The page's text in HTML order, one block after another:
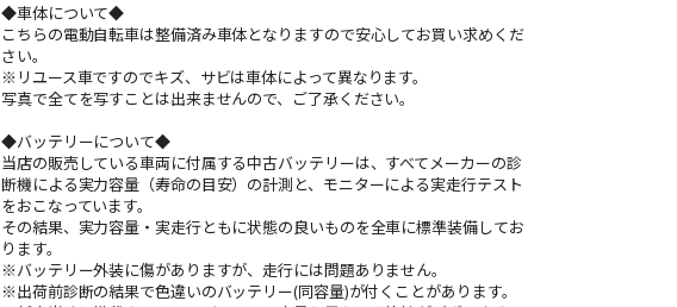
◆車体について◆
こちらの電動自転車は整備済み車体となりますので安心してお買い求めくだ
さい。
※リユース車ですのでキズ、サビは車体によって異なります。
写真で全てを写すことは出来ませんので、ご了承ください。
◆バッテリーについて◆
当店の販売している車両に付属する中古バッテリーは、すべてメーカーの診
断機による実力容量（寿命の目安）の計測と、モニターによる実走行テスト
をおこなっています。
その結果、実力容量・実走行ともに状態の良いものを全車に標準装備してお
ります。
※バッテリー外装に傷がありますが、走行には問題ありません。
※出荷前診断の結果で色違いのバッテリー(同容量)が付くことがあります。